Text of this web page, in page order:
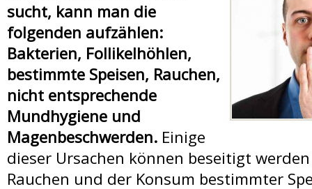
Zahnbehandlungen in
Zahnkliniken in
Zahnärzte in
sucht, kann man die
folgenden aufzählen:
Bakterien, Follikelhöhlen,
bestimmte Speisen, Rauchen,
nicht entsprechende
Mundhygiene und
Magenbeschwerden. Einige
dieser Ursachen können beseitigt
Rauchen und der Konsum bestimmter